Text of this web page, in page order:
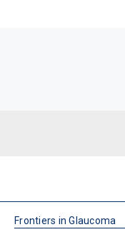
Frontiers in Glaucoma